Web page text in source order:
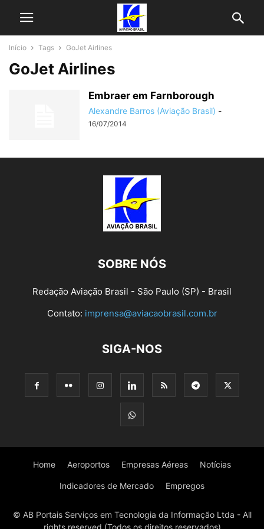
Início Tags GoJet Airlines
GoJet Airlines
Embraer em Farnborough
Alexandre Barros (Aviação Brasil) -
16/07/2014
SOBRE NÓS
Redação Aviação Brasil - São Paulo (SP) - Brasil
Contato: imprensa@aviacaobrasil.com.br
SIGA-NOS
Home Aeroportos Empresas Aéreas Notícias
Indicadores de Mercado Empregos
© AB Portais Serviços em Tecnologia da Informação Ltda - All
rights reserved (Todos os direitos reservados)